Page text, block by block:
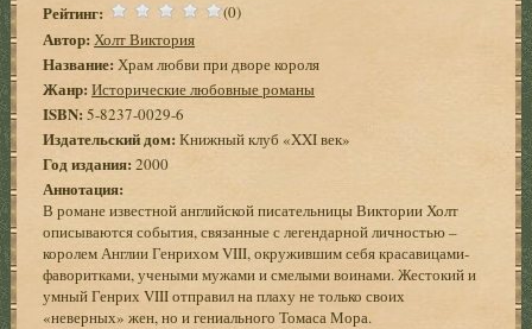
Рейтинг: (0)
Автор: Холт Виктория
Название: Храм любви при дворе короля
Жанр: Исторические любовные романы
ISBN: 5-8237-0029-6
Издательский дом:Книжный клуб «XXI век»
Год издания: 2000
Аннотация:
В романе известной английской писательницы Виктории Холт
описываются события, связанные с легендарной личностью –
королем Англии Генрихом VIII, окружившим себя красавицами-
фаворитками, учеными мужами и смелыми воинами. Жестокий и
умный Генрих VIII отправил на плаху не только своих
«неверных» жен, но и гениального Томаса Мора.